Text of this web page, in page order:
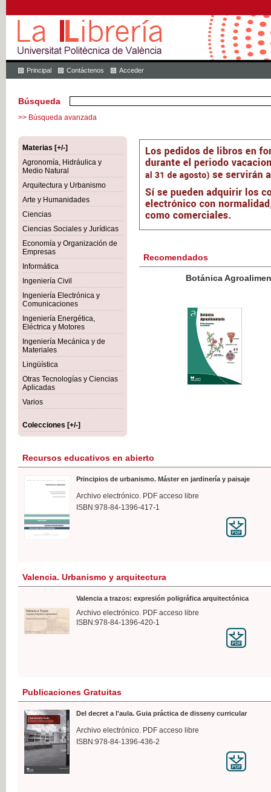
Principal Contáctenos Acceder
Búsqueda
>> Búsqueda avanzada
Materias [+/-]
Agronomía, Hidráulica y
Medio Natural
Arquitectura y Urbanismo
Arte y Humanidades
Ciencias
Ciencias Sociales y Jurídicas
Economía y Organización de
Empresas
Informática
Ingeniería Civil
Ingeniería Electrónica y
Comunicaciones
Ingeniería Energética,
Eléctrica y Motores
Ingeniería Mecánica y de
Materiales
Lingüística
Otras Tecnologías y Ciencias
Aplicadas
Varios
Colecciones [+/-]
Recomendados
Botánica Agroalimentaria
Recursos educativos en abierto
Principios de urbanismo. Máster en jardinería y paisaje
Archivo electrónico. PDF acceso libre
ISBN:978-84-1396-417-1
Valencia. Urbanismo y arquitectura
Valencia a trazos: expresión poligráfica arquitectónica
Archivo electrónico. PDF acceso libre
ISBN:978-84-1396-420-1
Publicaciones Gratuitas
Del decret a l'aula. Guia práctica de disseny curricular
Archivo electrónico. PDF acceso libre
ISBN:978-84-1396-436-2